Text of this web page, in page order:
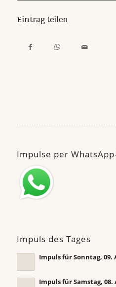
Eintrag teilen
Impulse per
Impuls des Tages
Impuls für Sonntag, 09.
Impuls für Samstag, 08.